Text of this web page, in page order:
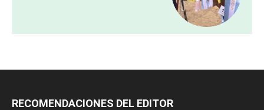
RECOMENDACIONES DEL EDITOR